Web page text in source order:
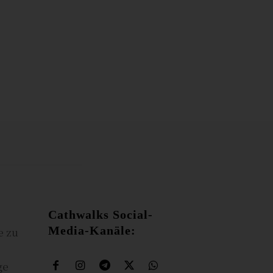
zu
Cathwalks Social-
Media-Kanäle: